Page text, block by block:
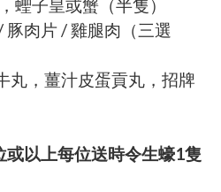
蟶子皇或蟹（半隻）
肉片 / 雞腿肉（三選
丸，薑汁皮蛋貢丸，招牌
以上每位送時令生蠔1隻